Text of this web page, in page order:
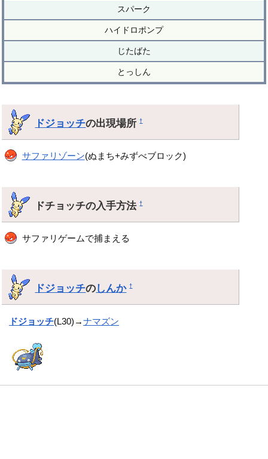
スパーク
ハイドロポンプ
じたばた
とっしん
ドジョッチの出現場所†
サファリゾーン(ぬまち+みずべブロック)
ドチョッチの入手方法†
サファリゲームで捕まえる
ドジョッチのしんか †
ドジョッチ(L30)→ナマズン